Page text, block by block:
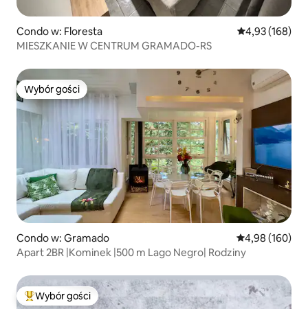
Condo w: Floresta Średnia
4,93 (168)
MIESZKANIE W CENTRUM GRAMADO-RS
Wybór gości
Wybór gości
Condo w: Gramado Średnia
4,98 (160)
Apart 2BR |Kominek |500 m Lago Negro| Rodziny
Najpopularniejsze z kategorii Wybór gości
Wybór gości